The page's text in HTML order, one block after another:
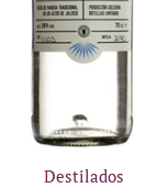
Destilados